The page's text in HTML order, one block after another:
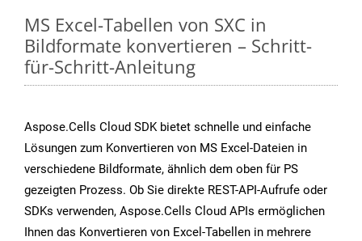
MS Excel-Tabellen von SXC in
Bildformate konvertieren – Schritt-
für-Schritt-Anleitung
Aspose.Cells Cloud SDK bietet schnelle und einfache
Lösungen zum Konvertieren von MS Excel-Dateien in
verschiedene Bildformate, ähnlich dem oben für PS
gezeigten Prozess. Ob Sie direkte REST-API-Aufrufe oder
SDKs verwenden, Aspose.Cells Cloud APIs ermöglichen
Ihnen das Konvertieren von Excel-Tabellen in mehrere